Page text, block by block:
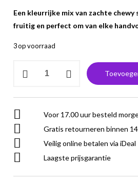
Een kleurrijke mix van zachte
fruitig en perfect om van elke
3 op voorraad
Wild
136
stuks
Voor 17.00 uur besteld
Gratis retourneren binnen
Veilig online betalen via iDeal
Laagste prijsgarantie